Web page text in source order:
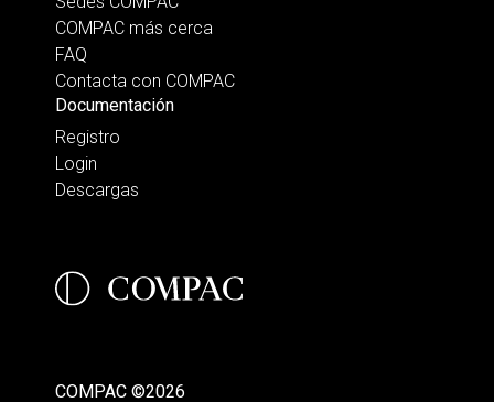
COMPAC más cerca
FAQ
Contacta con COMPAC
Documentación
Registro
Login
Descargas
COMPAC ©2026